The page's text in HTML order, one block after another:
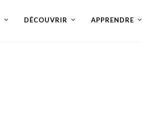
DÉCOUVRIR APPRENDRE